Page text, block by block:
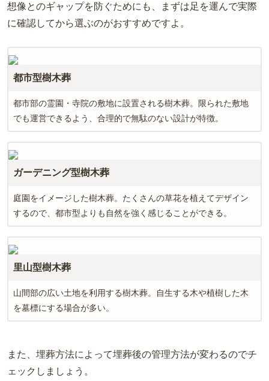
想像とのギャップを防ぐためにも、まずは足を運んで実際
に確認してから選ぶのがおすすめですよ。
都市型樹木葬
都市部の霊園・寺院の敷地に設置される樹木葬。限られた敷地
でも運営できるよう、合理的で無駄のない設計が特徴。
ガーデニング型樹木葬
庭園をイメージした樹木葬。たくさんの草花を植えてデザイン
するので、都市型よりも自然を強く感じることができる。
里山型樹木葬
山間部の広い土地を利用する樹木葬。自生する木や植樹した木
を墓標にする場合が多い。
また、埋葬方法によって埋葬後の管理方法が変わるのでチ
ェックしましょう。